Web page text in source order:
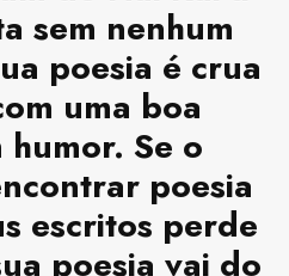
sem nenhum
poesia é crua
uma boa
Se o
poesia
escritos perde
poesia vai do